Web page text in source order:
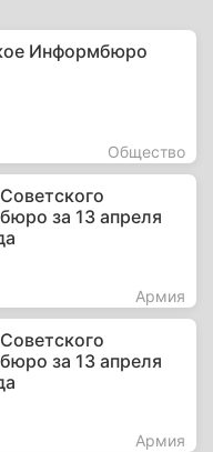
Информбюро
Общество
за 13 апреля
Армия
за 13 апреля
Армия